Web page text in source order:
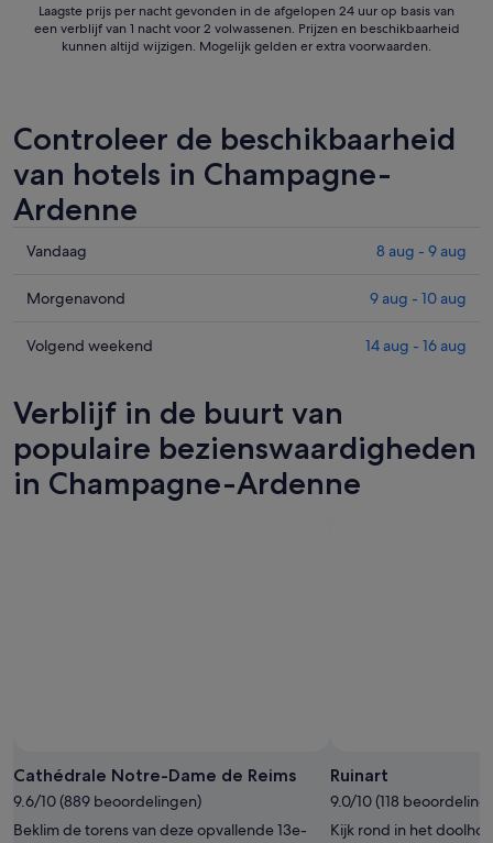
Laagste prijs per nacht gevonden in de afgelopen 24 uur op basis van
een verblijf van 1 nacht voor 2 volwassenen. Prijzen en beschikbaarheid
kunnen altijd wijzigen. Mogelijk gelden er extra voorwaarden.
Controleer de beschikbaarheid
van hotels in Champagne-
Ardenne
Prijzen
Champagne-
voor
aug
9
aug,
Vandaag 8 aug - 9 aug
Prijzen
Champagne-
morgenavond,
aug
-
Morgenavond 9 aug - 10 aug
Prijzen
Ardenne
voor
volgend
weekend,
Volgend weekend 14 aug - 16 aug
Verblijf in de buurt van
populaire bezienswaardigheden
in Champagne-Ardenne
Cathédrale Notre-Dame de Reims
9.6/10 (889 beoordelingen)
Beklim de torens van deze opvallende 13e-
Ruinart
9.0/10 (118
Kijk rond in het